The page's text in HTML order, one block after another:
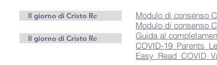
Il giorno di Cristo Re
Il giorno di Cristo Re
Modulo di consenso
Modulo di consenso
Guida al
COVID-